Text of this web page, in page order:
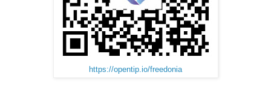
https://opentip.io/freedonia